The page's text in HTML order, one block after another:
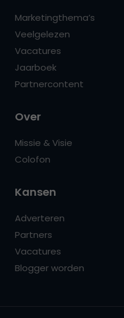
Marketingthema’s
Veelgelezen
Vacatures
Jaarboek
Partnercontent
Over
Missie & Visie
Colofon
Kansen
Adverteren
Partners
Vacatures
Blogger worden